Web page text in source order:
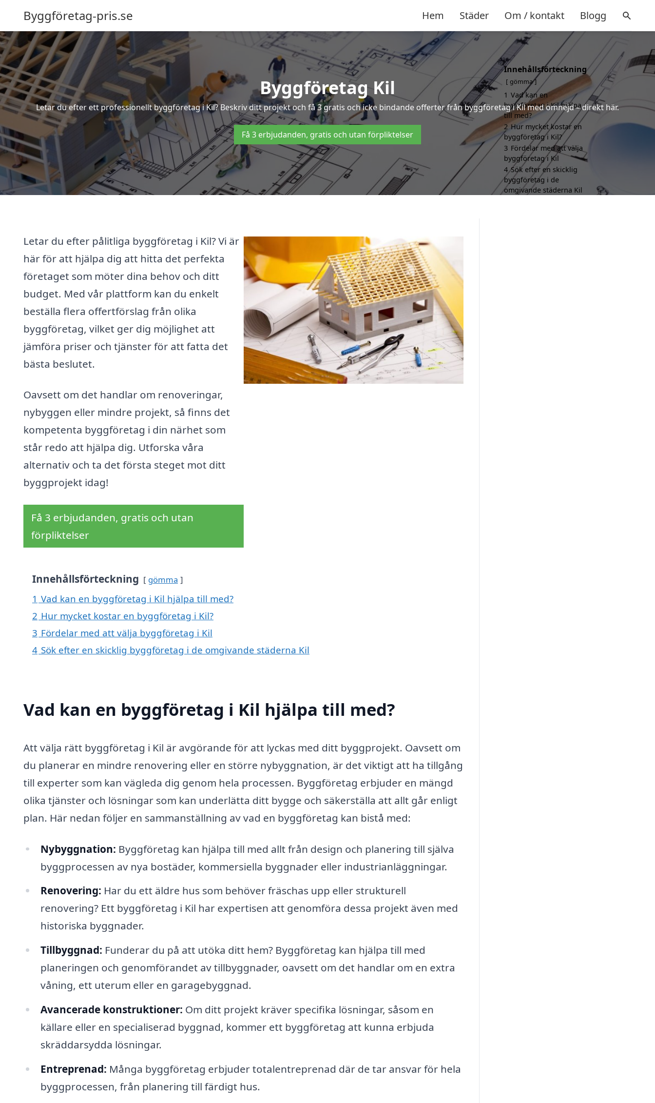
Byggföretag-pris.se Hem Städer Om / kontakt Blogg
Byggföretag Kil
Letar du efter ett professionellt byggföretag i Kil? Beskriv ditt projekt och få 3 gratis och icke bindande offerter från byggföretag i Kil med omnejd – direkt här.
Få 3 erbjudanden, gratis och utan förpliktelser
Letar du efter pålitliga byggföretag i Kil? Vi är
här för att hjälpa dig att hitta det perfekta
företaget som möter dina behov och ditt
budget. Med vår plattform kan du enkelt
beställa flera offertförslag från olika
byggföretag, vilket ger dig möjlighet att
jämföra priser och tjänster för att fatta det
bästa beslutet.
Oavsett om det handlar om renoveringar,
nybyggen eller mindre projekt, så finns det
kompetenta byggföretag i din närhet som
står redo att hjälpa dig. Utforska våra
alternativ och ta det första steget mot ditt
byggprojekt idag!
Få 3 erbjudanden, gratis och utan
förpliktelser
Innehållsförteckning gömma
1 Vad kan en byggföretag i Kil hjälpa till med?
2 Hur mycket kostar en byggföretag i Kil?
3 Fördelar med att välja byggföretag i Kil
4 Sök efter en skicklig byggföretag i de omgivande städerna Kil
Vad kan en byggföretag i Kil hjälpa till med?
Att välja rätt byggföretag i Kil är avgörande för att lyckas med ditt byggprojekt. Oavsett om
du planerar en mindre renovering eller en större nybyggnation, är det viktigt att ha tillgång
till experter som kan vägleda dig genom hela processen. Byggföretag erbjuder en mängd
olika tjänster och lösningar som kan underlätta ditt bygge och säkerställa att allt går enligt
plan. Här nedan följer en sammanställning av vad en byggföretag kan bistå med:
Nybyggnation: Byggföretag kan hjälpa till med allt från design och planering till själva
byggprocessen av nya bostäder, kommersiella byggnader eller industrianläggningar.
Renovering: Har du ett äldre hus som behöver fräschas upp eller strukturell
renovering? Ett byggföretag i Kil har expertisen att genomföra dessa projekt även med
historiska byggnader.
Tillbyggnad: Funderar du på att utöka ditt hem? Byggföretag kan hjälpa till med
planeringen och genomförandet av tillbyggnader, oavsett om det handlar om en extra
våning, ett uterum eller en garagebyggnad.
Avancerade konstruktioner: Om ditt projekt kräver specifika lösningar, såsom en
källare eller en specialiserad byggnad, kommer ett byggföretag att kunna erbjuda
skräddarsydda lösningar.
Entreprenad: Många byggföretag erbjuder totalentreprenad där de tar ansvar för hela
byggprocessen, från planering till färdigt hus.
Innehållsförteckning
gömma
1 Vad kan en
byggföretag i Kil hjälpa
till med?
2 Hur mycket kostar en
byggföretag i Kil?
3 Fördelar med att välja
byggföretag i Kil
4 Sök efter en skicklig
byggföretag i de
omgivande städerna Kil